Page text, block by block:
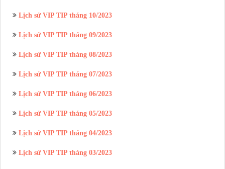
Lịch sử VIP TIP tháng 10/2023
Lịch sử VIP TIP tháng 09/2023
Lịch sử VIP TIP tháng 08/2023
Lịch sử VIP TIP tháng 07/2023
Lịch sử VIP TIP tháng 06/2023
Lịch sử VIP TIP tháng 05/2023
Lịch sử VIP TIP tháng 04/2023
Lịch sử VIP TIP tháng 03/2023